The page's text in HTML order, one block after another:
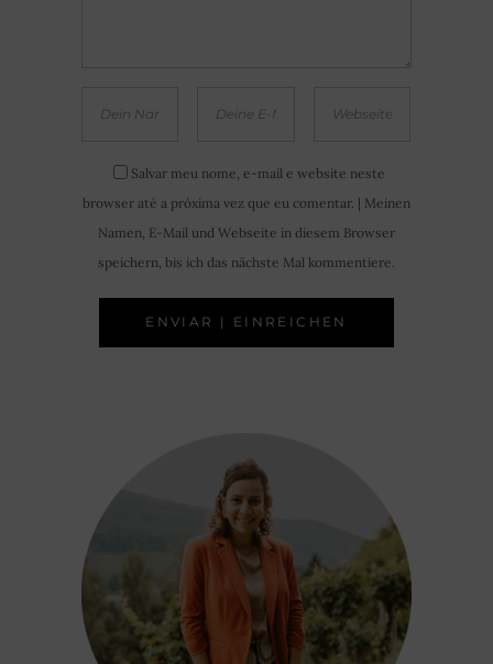
Salvar meu nome, e-mail e website neste
browser até a próxima vez que eu comentar. | Meinen
Namen, E-Mail und Webseite in diesem Browser
speichern, bis ich das nächste Mal kommentiere.